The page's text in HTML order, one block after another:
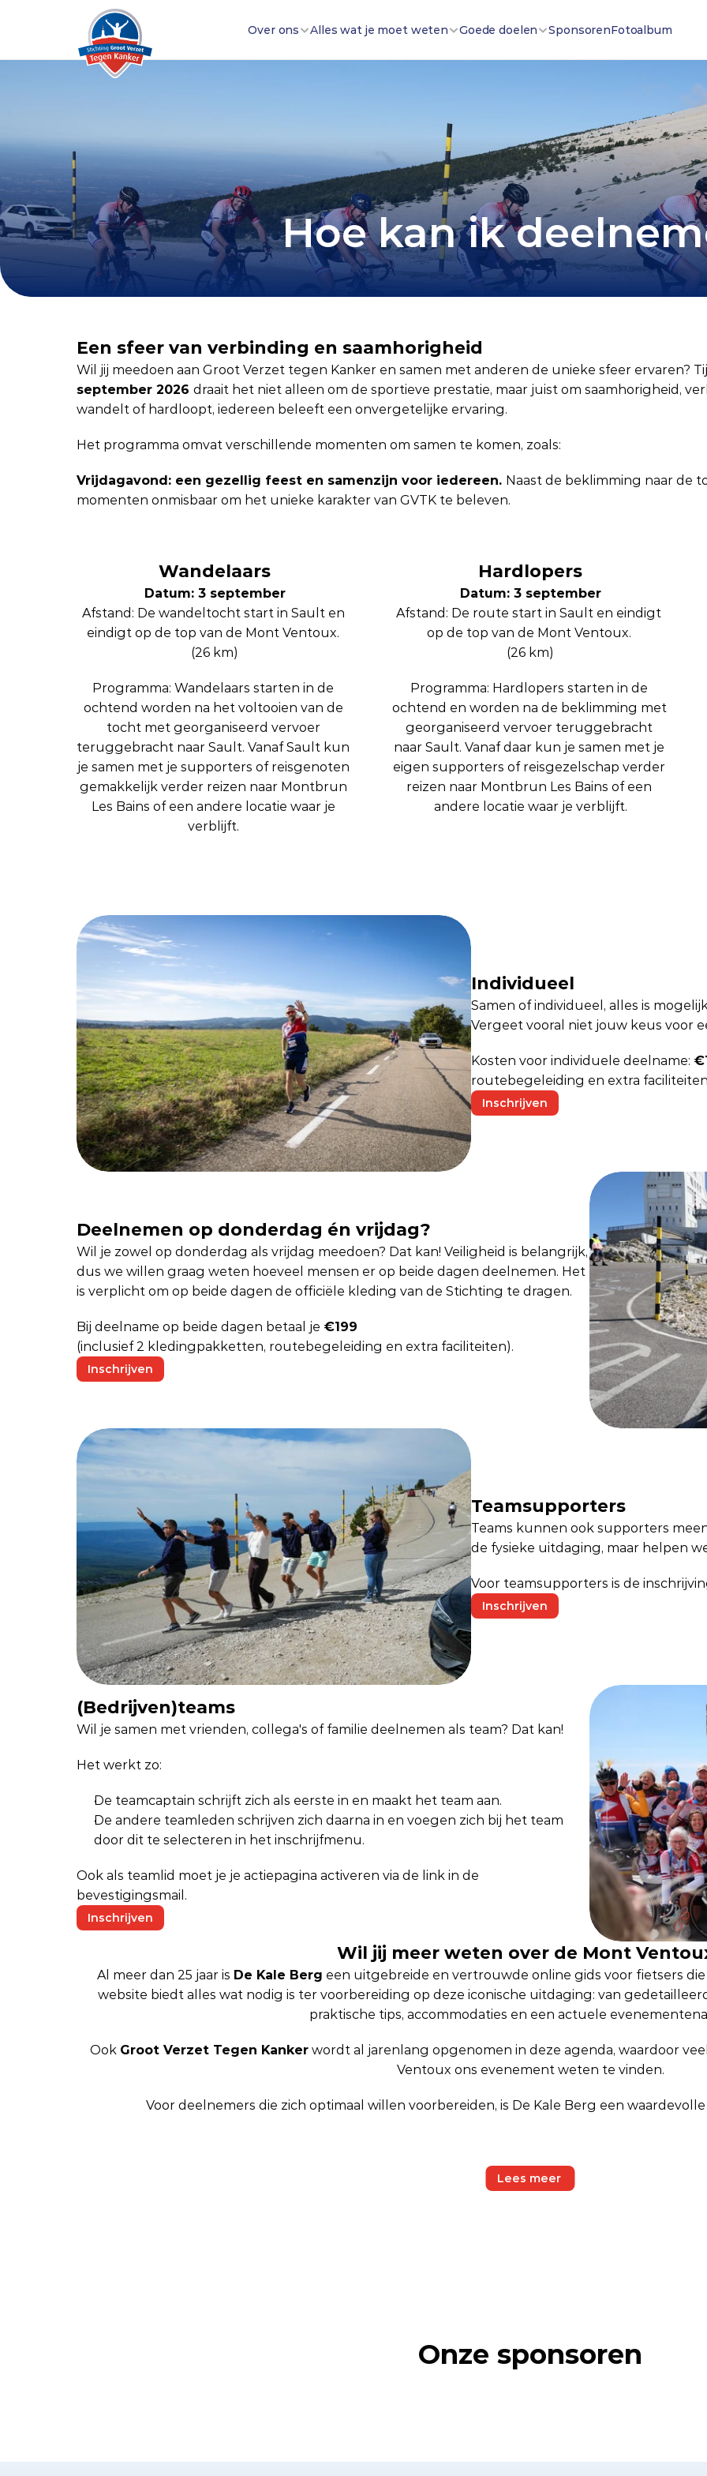
Over ons Alles wat je moet weten Goede doelen SponsorenFotoalbum
Hoe kan ik
Een sfeer van verbinding en saamhorigheid
Wil jij meedoen aan Groot Verzet tegen Kanker en samen met anderen de unieke sfeer ervaren?
september 2026 draait het niet alleen om de sportieve prestatie, maar juist om saamhorigheid,
wandelt of hardloopt, iedereen beleeft een onvergetelijke ervaring.
Het programma omvat verschillende momenten om samen te komen, zoals:
Vrijdagavond: een gezellig feest en samenzijn voor iedereen. Naast de beklimming naar de
momenten onmisbaar om het unieke karakter van GVTK te beleven.
Wandelaars
Datum: 3 september
Afstand: De wandeltocht start in Sault en
eindigt op de top van de Mont Ventoux.
(26 km)
Programma: Wandelaars starten in de
ochtend worden na het voltooien van de
tocht met georganiseerd vervoer
teruggebracht naar Sault. Vanaf Sault kun
je samen met je supporters of reisgenoten
gemakkelijk verder reizen naar Montbrun
Les Bains of een andere locatie waar je
verblijft.
Hardlopers
Datum: 3 september
Afstand: De route start in Sault en eindigt
op de top van de Mont Ventoux.
(26 km)
Programma: Hardlopers starten in de
ochtend en worden na de beklimming met
georganiseerd vervoer teruggebracht
naar Sault. Vanaf daar kun je samen met je
eigen supporters of reisgezelschap verder
reizen naar Montbrun Les Bains of een
andere locatie waar je verblijft.
Individueel
Samen of individueel, alles is
Vergeet vooral niet jouw keus voor
Kosten voor individuele deelname:
routebegeleiding en extra
Inschrijven
Deelnemen op donderdag én vrijdag?
Wil je zowel op donderdag als vrijdag meedoen? Dat kan! Veiligheid is belangrijk,
dus we willen graag weten hoeveel mensen er op beide dagen deelnemen. Het
is verplicht om op beide dagen de officiële kleding van de Stichting te dragen.
Bij deelname op beide dagen betaal je €199
(inclusief 2 kledingpakketten, routebegeleiding en extra faciliteiten).
Inschrijven
Teamsupporters
Teams kunnen ook supporters
de fysieke uitdaging, maar helpen
Voor teamsupporters is de
Inschrijven
(Bedrijven)teams
Wil je samen met vrienden, collega's of familie deelnemen als team? Dat kan!
Het werkt zo:
De teamcaptain schrijft zich als eerste in en maakt het team aan.
De andere teamleden schrijven zich daarna in en voegen zich bij het team
door dit te selecteren in het inschrijfmenu.
Ook als teamlid moet je je actiepagina activeren via de link in de
bevestigingsmail.
Inschrijven
Wil jij meer weten over de Mont
Al meer dan 25 jaar is De Kale Berg een uitgebreide en vertrouwde online gids voor fietsers
website biedt alles wat nodig is ter voorbereiding op deze iconische uitdaging: van
praktische tips, accommodaties en een actuele
Ook Groot Verzet Tegen Kanker wordt al jarenlang opgenomen in deze agenda, waardoor
Ventoux ons evenement weten te vinden.
Voor deelnemers die zich optimaal willen voorbereiden, is De Kale Berg een
Lees meer
Onze sponsoren